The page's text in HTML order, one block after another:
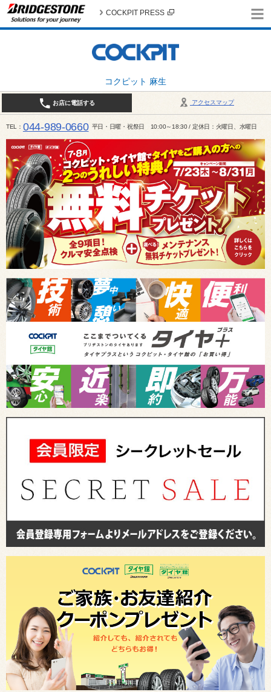
コクピット 麻生
COCKPIT PRESS
アクセスマップ
お店に電話する
TEL 044-989-0660 平日・日曜・祝祭日 10:00～18:30 / 定休日：火曜日、水曜日